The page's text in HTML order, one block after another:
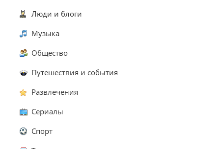
Люди и блоги
Музыка
Общество
Путешествия и события
Развлечения
Сериалы
Спорт